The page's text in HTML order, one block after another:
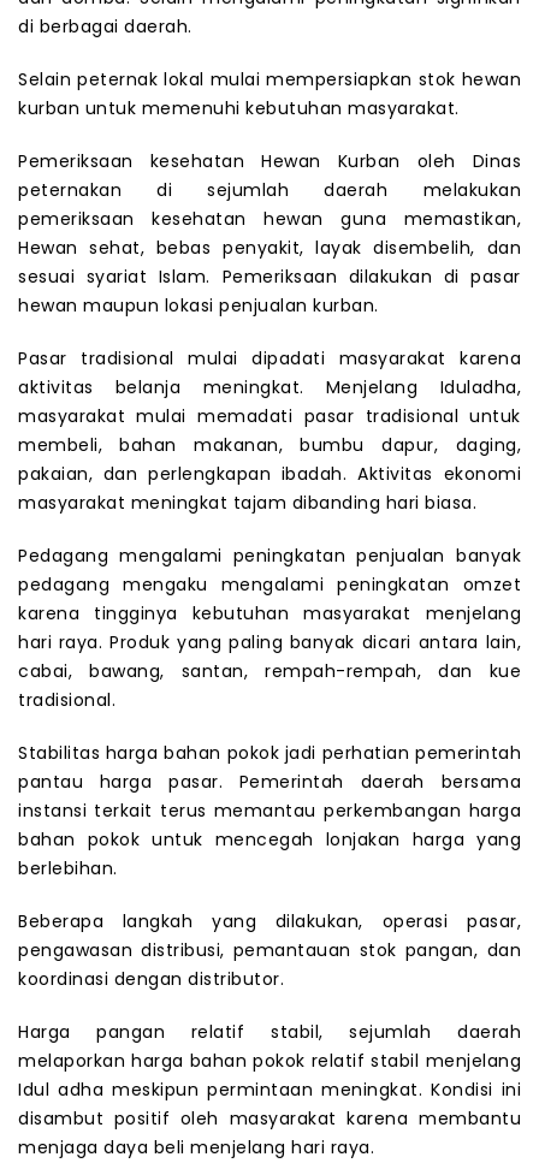
di berbagai daerah.
Selain peternak lokal mulai mempersiapkan stok hewan
kurban untuk memenuhi kebutuhan masyarakat.
Pemeriksaan kesehatan Hewan Kurban oleh Dinas
peternakan di sejumlah daerah melakukan
pemeriksaan kesehatan hewan guna memastikan,
Hewan sehat, bebas penyakit, layak disembelih, dan
sesuai syariat Islam. Pemeriksaan dilakukan di pasar
hewan maupun lokasi penjualan kurban.
Pasar tradisional mulai dipadati masyarakat karena
aktivitas belanja meningkat. Menjelang Iduladha,
masyarakat mulai memadati pasar tradisional untuk
membeli, bahan makanan, bumbu dapur, daging,
pakaian, dan perlengkapan ibadah. Aktivitas ekonomi
masyarakat meningkat tajam dibanding hari biasa.
Pedagang mengalami peningkatan penjualan banyak
pedagang mengaku mengalami peningkatan omzet
karena tingginya kebutuhan masyarakat menjelang
hari raya. Produk yang paling banyak dicari antara lain,
cabai, bawang, santan, rempah-rempah, dan kue
tradisional.
Stabilitas harga bahan pokok jadi perhatian pemerintah
pantau harga pasar. Pemerintah daerah bersama
instansi terkait terus memantau perkembangan harga
bahan pokok untuk mencegah lonjakan harga yang
berlebihan.
Beberapa langkah yang dilakukan, operasi pasar,
pengawasan distribusi, pemantauan stok pangan, dan
koordinasi dengan distributor.
Harga pangan relatif stabil, sejumlah daerah
melaporkan harga bahan pokok relatif stabil menjelang
Idul adha meskipun permintaan meningkat. Kondisi ini
disambut positif oleh masyarakat karena membantu
menjaga daya beli menjelang hari raya.